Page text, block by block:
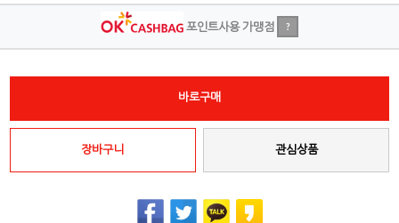
포인트사용 가맹점 ?
바로구매
장바구니 관심상품